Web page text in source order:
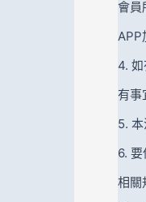
會員
APP
4.
有事
5.
6.
相關